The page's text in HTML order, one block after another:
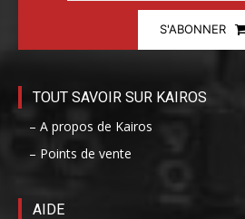
S'ABONNER
TOUT SAVOIR SUR KAIROS
– A propos de Kairos
– Points de vente
AIDE